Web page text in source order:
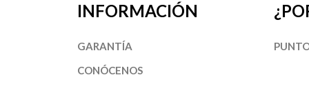
INFORMACIÓN
GARANTÍA
CONÓCENOS